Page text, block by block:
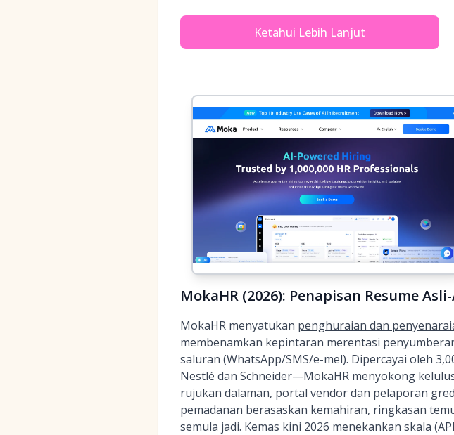
Ketahui Lebih Lanjut
MokaHR (2026): Penapisan Resume
MokaHR menyatukan penghuraian dan
membenamkan kepintaran merentasi
saluran (WhatsApp/SMS/e-mel). Dipercayai oleh
Nestlé dan Schneider—MokaHR menyokong
rujukan dalaman, portal vendor dan pelaporan
pemadanan berasaskan kemahiran, ringkasan
semula jadi. Kemas kini 2026 menekankan skala